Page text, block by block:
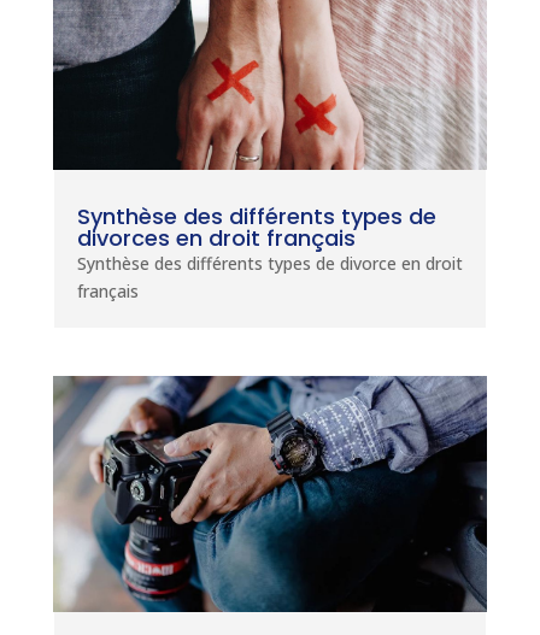
Synthèse des différents types de
divorces en droit français
Synthèse des différents types de divorce en droit
français